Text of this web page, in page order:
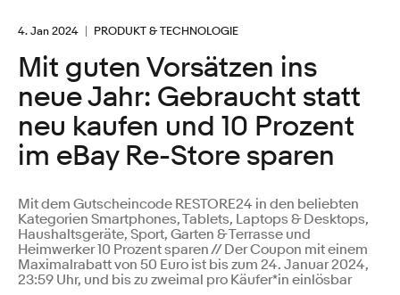
4. Jan 2024 PRODUKT & TECHNOLOGIE
Mit guten Vorsätzen ins
neue Jahr: Gebraucht statt
neu kaufen und 10 Prozent
im eBay Re-Store sparen
Mit dem Gutscheincode RESTORE24 in den beliebten
Kategorien Smartphones, Tablets, Laptops & Desktops,
Haushaltsgeräte, Sport, Garten & Terrasse und
Heimwerker 10 Prozent sparen // Der Coupon mit einem
Maximalrabatt von 50 Euro ist bis zum 24. Januar 2024,
23:59 Uhr, und bis zu zweimal pro Käufer*in einlösbar